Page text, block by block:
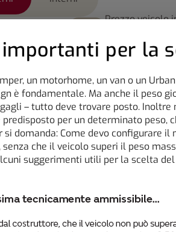
Prezzo veicolo
78.940 €
e nel configuratore possono
mostrate possono differire dalla
Tutte le informazioni sono
concessionario.
Pacchetti Design
attiva ilper la
un motorhome, un van o un
è fondamentale. Ma anche il peso
– tutto deve trovare posto.
predisposto per un determinato peso,
si domanda: Come devo configurare
senza che il veicolo superi il peso
suggerimenti utili per la scelta